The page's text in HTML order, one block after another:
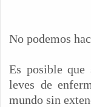
No podemos
Es posible que
leves de
mundo sin